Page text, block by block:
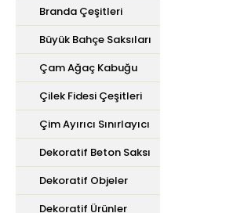
Branda Çeşitleri
Büyük Bahçe Saksıları
Çam Ağaç Kabuğu
Çilek Fidesi Çeşitleri
Çim Ayırıcı Sınırlayıcı
Dekoratif Beton Saksı
Dekoratif Objeler
Dekoratif Ürünler